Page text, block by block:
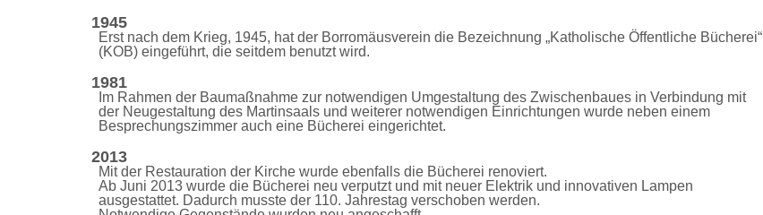
1945
Erst nach dem Krieg, 1945, hat der Borromäusverein die Bezeichnung „Katholische Öffentliche Bücherei“
(KOB) eingeführt, die seitdem benutzt wird.
1981
Im Rahmen der Baumaßnahme zur notwendigen Umgestaltung des Zwischenbaues in Verbindung mit
der Neugestaltung des Martinsaals und weiterer notwendigen Einrichtungen wurde neben einem
Besprechungszimmer auch eine Bücherei eingerichtet.
2013
Mit der Restauration der Kirche wurde ebenfalls die Bücherei renoviert.
Ab Juni 2013 wurde die Bücherei neu verputzt und mit neuer Elektrik und innovativen Lampen
ausgestattet. Dadurch musste der 110. Jahrestag verschoben werden.